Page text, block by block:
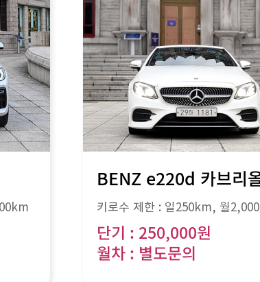
BENZ e220d 카브리
키로수 제한 : 일250km, 월
단기 : 250,000원
월차 : 별도문의